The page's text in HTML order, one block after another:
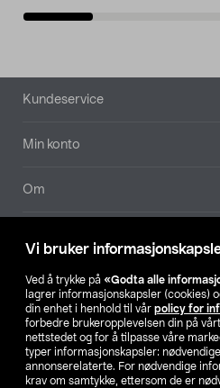
Vi bruker
Ved å trykke på «Godta alle
lagrer informasjonskapsler (cookies)
din enhet i henhold til vår policy for
forbedre brukeropplevelsen din på
nettstedet og for å tilpasse våre
typer informasjonskapsler:
annonserelaterte. For nødvendige
krav om samtykke, ettersom de er
Bunntekst
Kundeservice
Min konto
Om
Våre selskaper
Finn
SE NO